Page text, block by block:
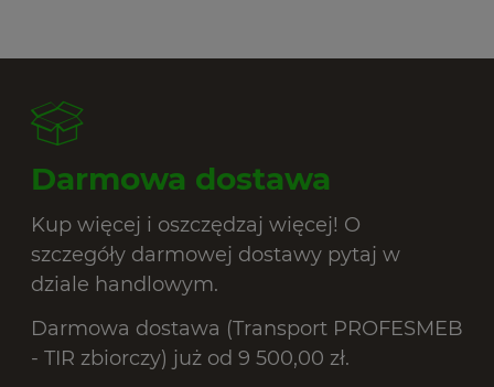
Darmowa dostawa
Kup więcej i oszczędzaj więcej! O
szczegóły darmowej dostawy pytaj w
dziale handlowym.
Darmowa dostawa (Transport PROFESMEB
- TIR zbiorczy) już od 9 500,00 zł.